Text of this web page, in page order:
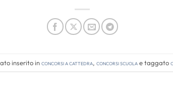
inserito inConcorsi a cattedra, Concorsi Scuolae taggato